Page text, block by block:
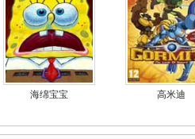
海绵宝宝 高米迪